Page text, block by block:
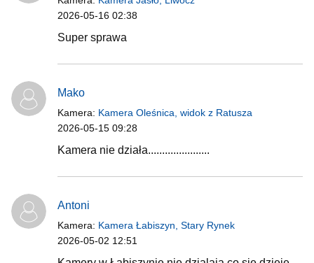
2026-05-16 02:38
Super sprawa
Mako
Kamera: Kamera Oleśnica, widok z Ratusza
2026-05-15 09:28
Kamera nie działa......................
Antoni
Kamera: Kamera Łabiszyn, Stary Rynek
2026-05-02 12:51